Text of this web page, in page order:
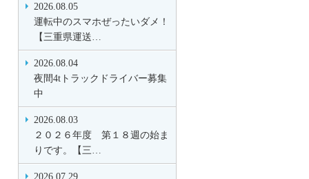
2026.08.05
運転中のスマホぜったいダメ！
【三重県運送…
2026.08.04
夜間4tトラックドライバー募集
中
2026.08.03
２０２６年度 第１８週の始ま
りです。【三…
2026.07.29